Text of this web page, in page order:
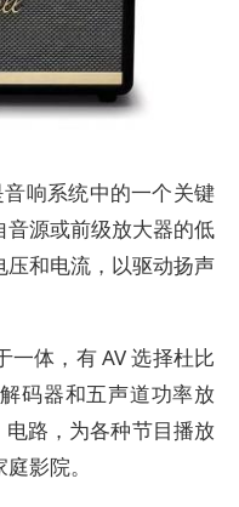
响系统中的一个关键
源或前级放大器的低
和电流，以驱动扬声
一体，有 AV 选择杜比
码器和五声道功率放
路，为各种节目播放
影院。